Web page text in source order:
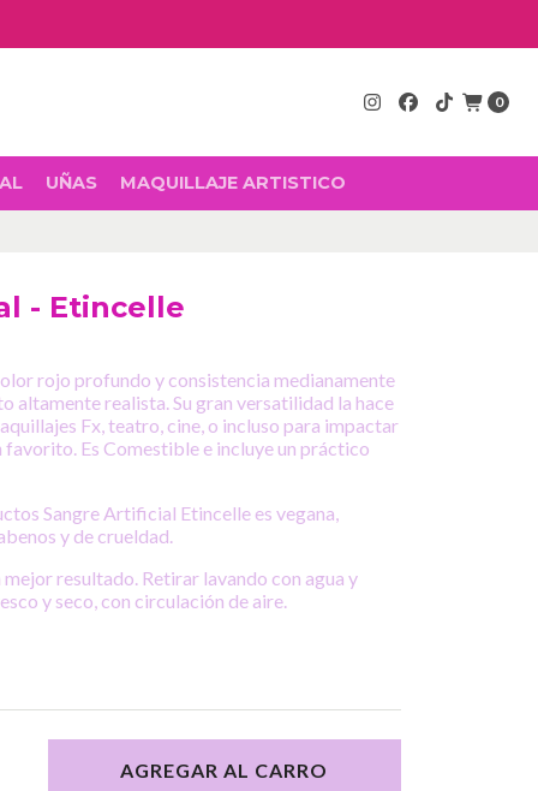
0
UÑAS MAQUILLAJE ARTISTICO
- Etincelle
rojo profundo y consistencia medianamente
altamente realista. Su gran versatilidad la hace
Fx, teatro, cine, o incluso para impactar
Es Comestible e incluye un práctico
Sangre Artificial Etincelle es vegana,
y de crueldad.
resultado. Retirar lavando con agua y
y seco, con circulación de aire.
AGREGAR AL CARRO